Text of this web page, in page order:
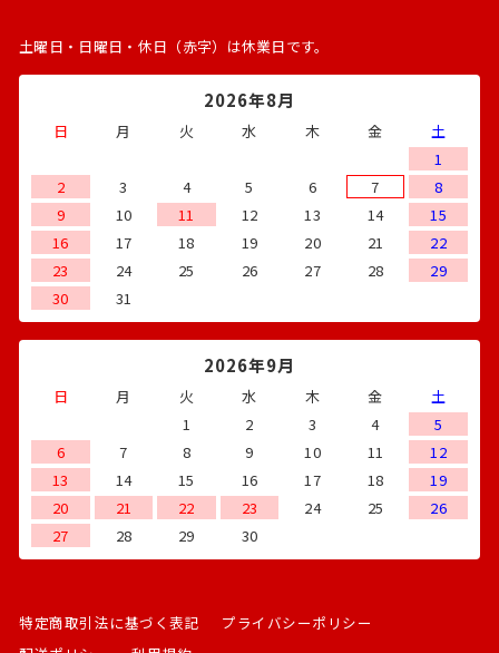
土曜日・日曜日・休日（赤字）は休業日です。
2026年8月
日 月 火 水 木 金
土
1
2
3 4 5 6 7
8
9
10 11 12 13 14
15
16
17 18 19 20 21
22
23
24 25 26 27 28
29
30
31
2026年9月
日 月 火 水 木 金
土
1
2 3 4
5
6
7 8 9 10 11
12
13
14 15 16 17 18
19
20
21 22 23 24 25
26
27
28 29 30
特定商取引法に基づく表記
プライバシーポリシー